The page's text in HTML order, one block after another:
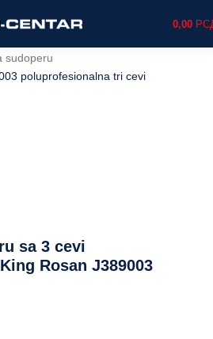
0,00
sudoperu
sa 3 cevi
Rosan J389003